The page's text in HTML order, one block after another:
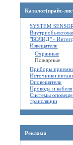
Каталог(прайс-
SYSTEM SENSOR
"БОЛИД" -
Извещатели
Охранные
Пожарные
Приборы
Источники
Оповещатели
Провода и кабели
Системы
трансляции
Реклама